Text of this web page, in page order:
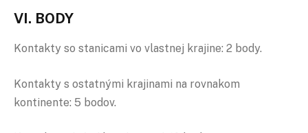
VI. BODY
Kontakty so stanicami vo vlastnej krajine: 2 body.
Kontakty s ostatnými krajinami na rovnakom
kontinente: 5 bodov.